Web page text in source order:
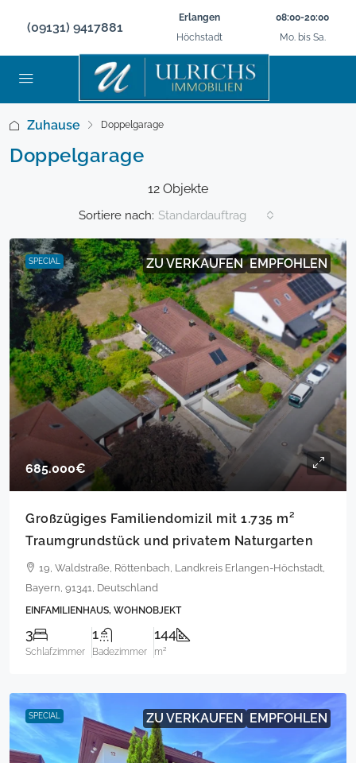
(09131) 9417881
Erlangen
Höchstadt
08:00-20:00
Mo. bis Sa.
Zuhause Doppelgarage
Doppelgarage
12 Objekte
Sortiere nach: Standardauftrag
SPECIAL ZU VERKAUFEN EMPFOHLEN
685.000€
Großzügiges Familiendomizil mit 1.735 m²
Traumgrundstück und privatem Naturgarten
19, Waldstraße, Röttenbach, Landkreis Erlangen-Höchstadt,
Bayern, 91341, Deutschland
EINFAMILIENHAUS, WOHNOBJEKT
3
Schlafzimmer
1
Badezimmer
144
m²
SPECIAL ZU VERKAUFEN EMPFOHLEN